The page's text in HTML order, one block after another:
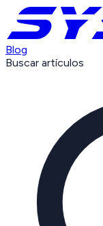
Blog
Buscar artículos